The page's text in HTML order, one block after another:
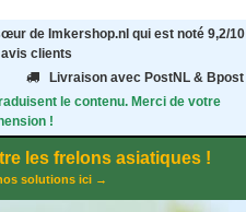
de Imkershop.nl qui est noté 9,2/10
avis clients
Livraison avec PostNL & Bpost
le contenu. Merci de votre
!
les frelons asiatiques !
solutions ici →